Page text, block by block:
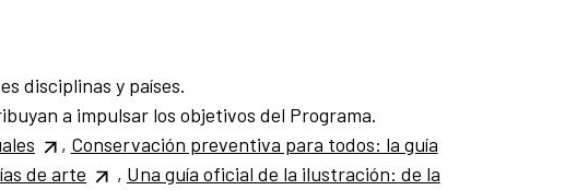
disciplinas y países.
a impulsar los objetivos del Programa.
, Conservación preventiva para todos: la guía
de arte , Una guía oficial de la ilustración: de la